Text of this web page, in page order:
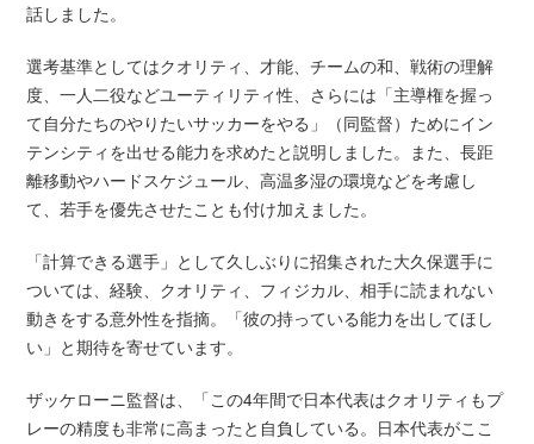
話しました。
選考基準としてはクオリティ、才能、チームの和、戦術の理解
度、一人二役などユーティリティ性、さらには「主導権を握っ
て自分たちのやりたいサッカーをやる」（同監督）ためにイン
テンシティを出せる能力を求めたと説明しました。また、長距
離移動やハードスケジュール、高温多湿の環境などを考慮し
て、若手を優先させたことも付け加えました。
「計算できる選手」として久しぶりに招集された大久保選手に
ついては、経験、クオリティ、フィジカル、相手に読まれない
動きをする意外性を指摘。「彼の持っている能力を出してほし
い」と期待を寄せています。
ザッケローニ監督は、「この4年間で日本代表はクオリティもプ
レーの精度も非常に高まったと自負している。日本代表がここ